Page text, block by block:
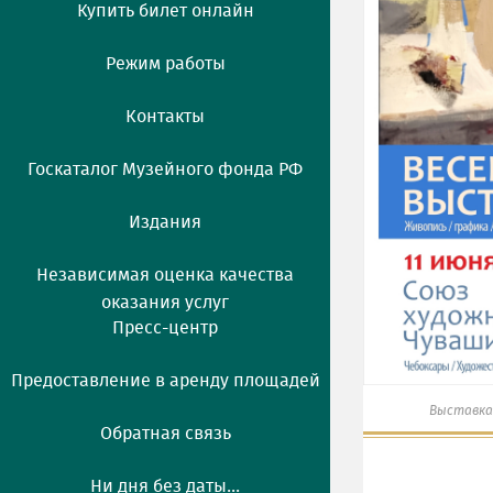
Купить билет онлайн
Режим работы
Контакты
Госкаталог Музейного фонда РФ
Издания
Независимая оценка качества
оказания услуг
Пресс-центр
Предоставление в аренду площадей
Обратная связь
Ни дня без даты...